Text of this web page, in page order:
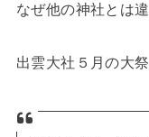
なぜ他の神社とは
出雲大社５月の大